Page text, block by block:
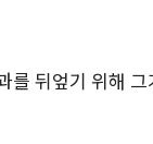
뒤엎기 위해